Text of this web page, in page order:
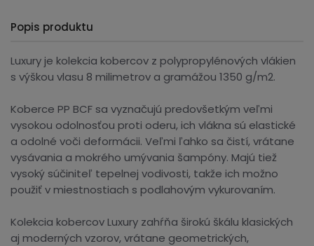
Popis produktu
Luxury je kolekcia kobercov z polypropylénových vlákien
s výškou vlasu 8 milimetrov a gramážou 1350 g/m2.
Koberce PP BCF sa vyznačujú predovšetkým veľmi
vysokou odolnosťou proti oderu, ich vlákna sú elastické
a odolné voči deformácii. Veľmi ľahko sa čistí, vrátane
vysávania a mokrého umývania šampóny. Majú tiež
vysoký súčiniteľ tepelnej vodivosti, takže ich možno
použiť v miestnostiach s podlahovým vykurovaním.
Kolekcia kobercov Luxury zahŕňa širokú škálu klasických
aj moderných vzorov, vrátane geometrických,